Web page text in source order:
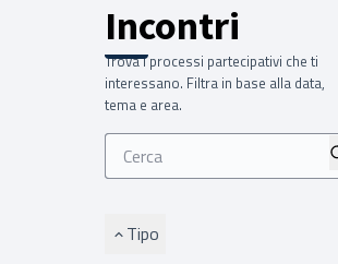
Incontri
Trova i processi partecipativi che ti
interessano. Filtra in base alla data,
tema e area.
Tipo